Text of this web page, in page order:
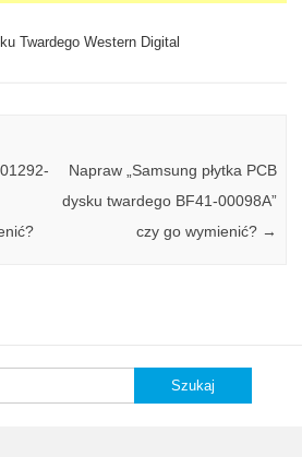
Twardego Western Digital
Napraw „Samsung płytka PCB
dysku twardego BF41-00098A”
czy go wymienić? →